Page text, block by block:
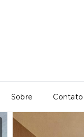
Sobre Contato